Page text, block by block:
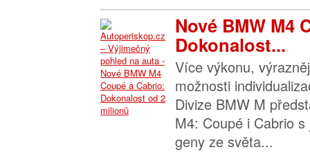
Nové BMW M4
Dokonalost...
Více výkonu,
možnosti
Divize BMW M
M4: Coupé i Cabrio
geny ze světa...